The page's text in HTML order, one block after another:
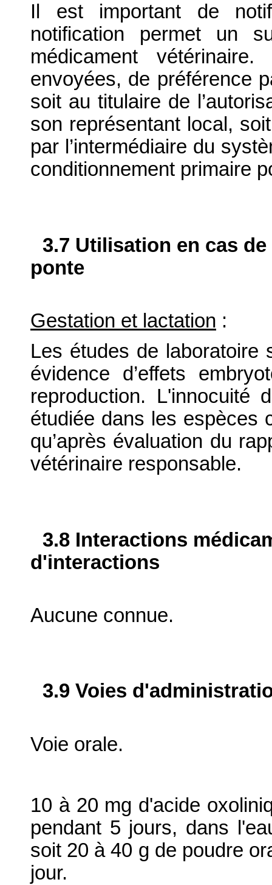
Il est important de
notification permet un
médicament
envoyées, de préférence
soit au titulaire de
son représentant local,
par l’intermédiaire du
conditionnement primaire
3.7 Utilisation en cas
ponte
Gestation et lactation :
Les études de laboratoire
évidence d’effets
reproduction. L'innocuité
étudiée dans les espèces
qu’après évaluation du
vétérinaire responsable.
3.8 Interactions
d'interactions
Aucune connue.
3.9 Voies
Voie orale.
10 à 20 mg d'acide
pendant 5 jours, dans
soit 20 à 40 g de poudre
jour.